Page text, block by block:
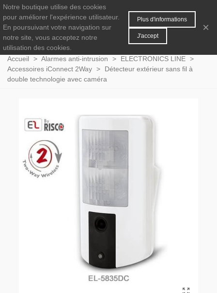
0 MENU
Accueil > Alarmes anti-intrusion > ELECTRONICS LINE >
Accessoires iConnect 2Way >
Détecteur extérieur sans fil à
double technologie avec caméra
Notre boutique utilise des cookies
pour améliorer l'expérience utilisateur.
En poursuivant votre navigation sur
notre site, vous acceptez notre
utilisation des cookies.
Plus d'informations
J'accept
×